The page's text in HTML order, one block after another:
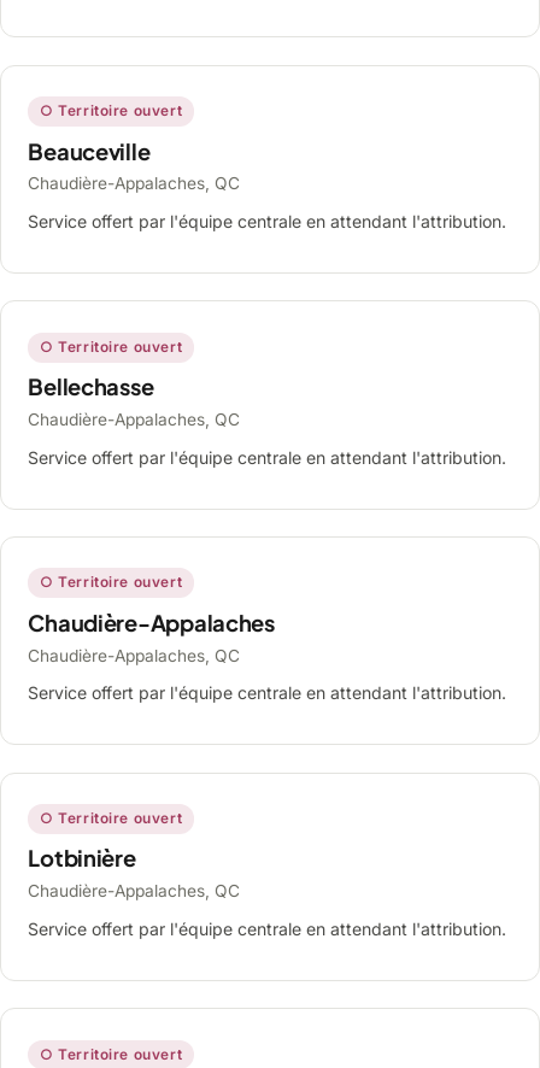
○ Territoire ouvert
Beauceville
Chaudière-Appalaches, QC
Service offert par l'équipe centrale en attendant l'attribution.
○ Territoire ouvert
Bellechasse
Chaudière-Appalaches, QC
Service offert par l'équipe centrale en attendant l'attribution.
○ Territoire ouvert
Chaudière-Appalaches
Chaudière-Appalaches, QC
Service offert par l'équipe centrale en attendant l'attribution.
○ Territoire ouvert
Lotbinière
Chaudière-Appalaches, QC
Service offert par l'équipe centrale en attendant l'attribution.
○ Territoire ouvert